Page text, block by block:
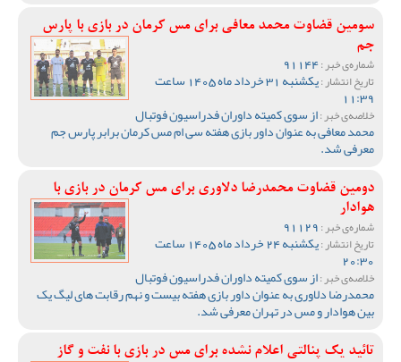
سومین قضاوت محمد معافی برای مس کرمان در بازی با پارس
جم
شماره‌ی خبر :
تاریخ انتشار : یکشنبه 31 خرداد ماه 1405 ساعت
11:39
خلاصه‌ی خبر :از سوی کمیته داوران فدراسیون فوتبال
محمد معافی به عنوان داور بازی هفته سی ام مس کرمان برابر پارس جم
معرفی شد.
دومین قضاوت محمدرضا دلاوری برای مس کرمان در بازی با
هوادار
شماره‌ی خبر :
تاریخ انتشار : یکشنبه 24 خرداد ماه 1405 ساعت
20:30
خلاصه‌ی خبر :از سوی کمیته داوران فدراسیون فوتبال
محمدرضا دلاوری به عنوان داور بازی هفته بیست و نهم رقابت های لیگ یک
بین هوادار و مس در تهران معرفی شد.
تائید یک پنالتی اعلام نشده برای مس در بازی با نفت و گاز